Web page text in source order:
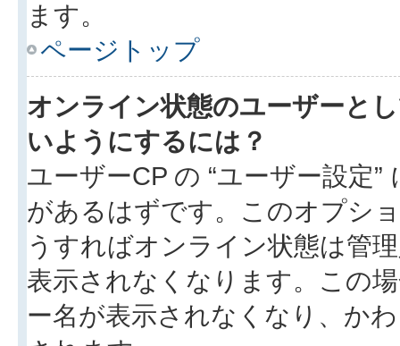
ます。
ページトップ
オンライン状態のユーザーと
いようにするには？
ユーザーCP の “ユーザー設定
があるはずです。このオプシ
うすればオンライン状態は管
表示されなくなります。この
ー名が表示されなくなり、か